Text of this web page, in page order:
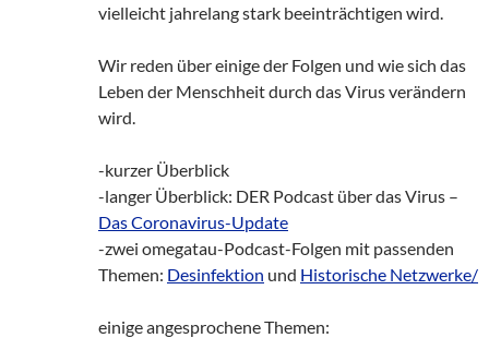
vielleicht jahrelang stark beeinträchtigen wird.
Wir reden über einige der Folgen und wie sich das
Leben der Menschheit durch das Virus verändern
wird.
-kurzer Überblick
-langer Überblick: DER Podcast über das Virus –
Das Coronavirus-Update
-zwei omegatau-Podcast-Folgen mit passenden
Themen: Desinfektion und Historische Netzwerke/
einige angesprochene Themen: